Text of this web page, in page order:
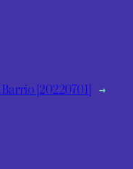
[20220701] →